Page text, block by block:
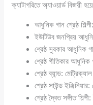
ক্যাটাগরিতে অ্যাওয়ার্ড বিজয়ী
আধুনিক গান শ্রেষ্ঠ
ইউটিউব জনপ্রিয়
শ্রেষ্ঠ সুরকার আধুনিক
শ্রেষ্ঠ গীতিকার
শ্রেষ্ঠ ব্যান্ড:
শ্রেষ্ঠ সাউন্ড
শ্রেষ্ঠ দ্বৈত সঙ্গীত